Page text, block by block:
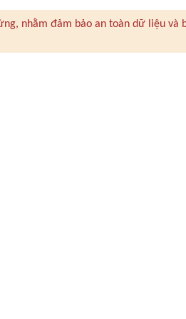
nhằm đảm bảo an toàn dữ liệu và